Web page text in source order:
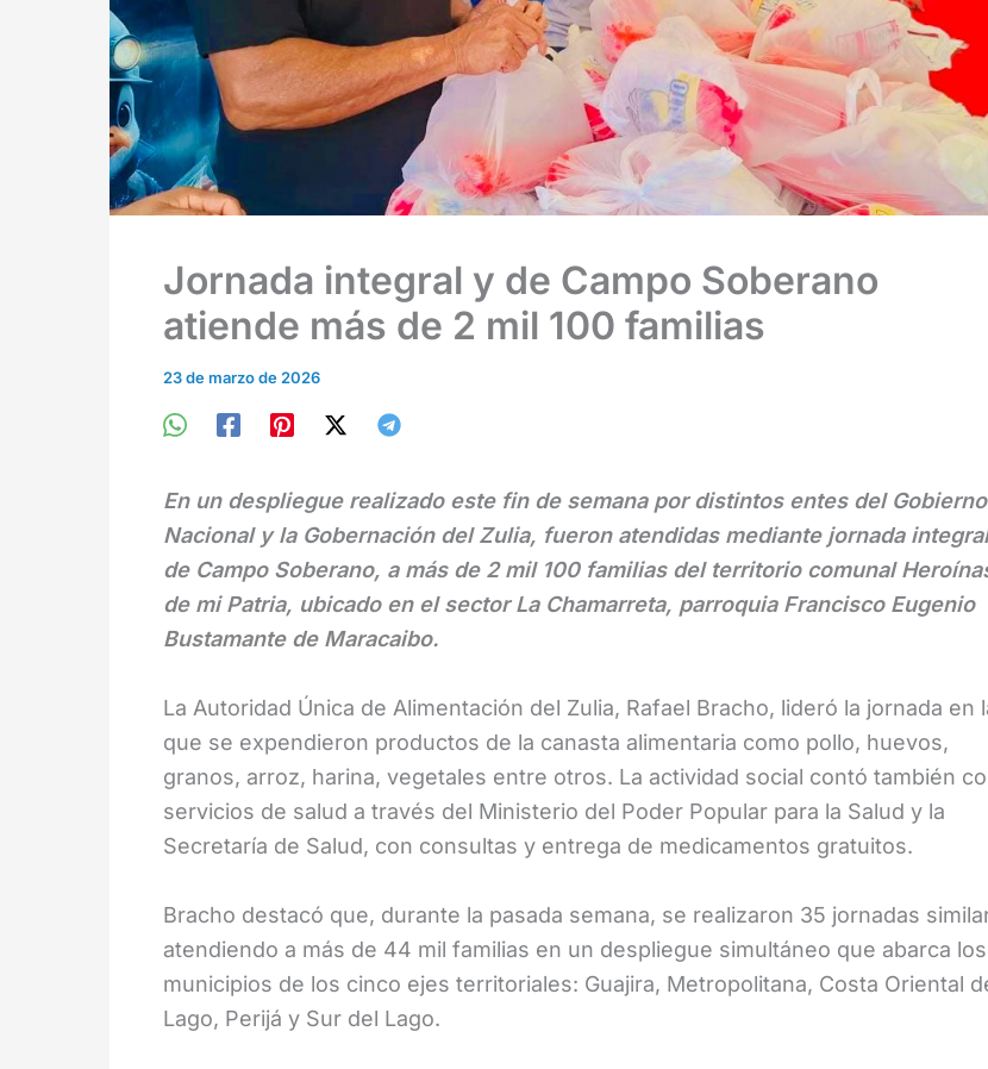
Jornada integral y de Campo Soberano
atiende más de 2 mil 100 familias
23 de marzo de 2026
En un despliegue realizado este fin de semana por distintos entes del Gobierno
Nacional y la Gobernación del Zulia, fueron atendidas mediante jornada
de Campo Soberano, a más de 2 mil 100 familias del territorio comunal
de mi Patria, ubicado en el sector La Chamarreta, parroquia Francisco Eugenio
Bustamante de Maracaibo.
La Autoridad Única de Alimentación del Zulia, Rafael Bracho, lideró la jornada en
que se expendieron productos de la canasta alimentaria como pollo, huevos,
granos, arroz, harina, vegetales entre otros. La actividad social contó también
servicios de salud a través del Ministerio del Poder Popular para la Salud y la
Secretaría de Salud, con consultas y entrega de medicamentos gratuitos.
Bracho destacó que, durante la pasada semana, se realizaron 35 jornadas
atendiendo a más de 44 mil familias en un despliegue simultáneo que abarca los
municipios de los cinco ejes territoriales: Guajira, Metropolitana, Costa Oriental
Lago, Perijá y Sur del Lago.